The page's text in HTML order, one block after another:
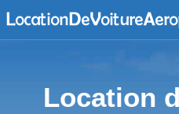
Location